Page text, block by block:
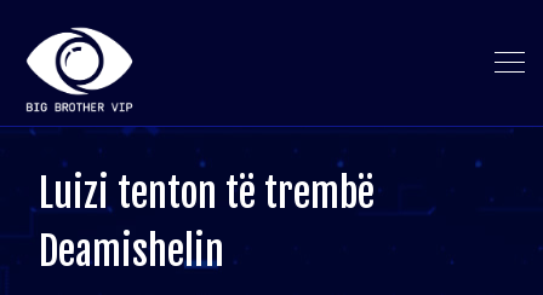
Luizi tenton të trembë
Deamishelin